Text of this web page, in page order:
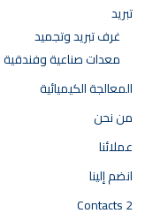
تبريد
غرف تبريد وتجميد
معدات صناعية وفندقية
المعالجة الكيميائية
من نحن
عملائنا
انضم إلينا
Contacts 2